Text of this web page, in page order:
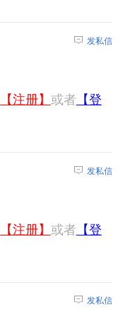
发私信
【注册】 或者 【登
发私信
【注册】 或者 【登
发私信